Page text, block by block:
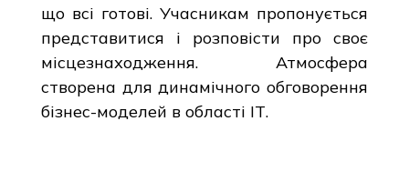
що всі готові. Учасникам пропонується
представитися і розповісти про своє
місцезнаходження. Атмосфера
створена для динамічного обговорення
бізнес-моделей в області ІТ.